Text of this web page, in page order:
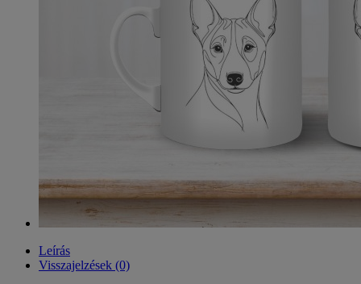
Leírás
Visszajelzések (0)